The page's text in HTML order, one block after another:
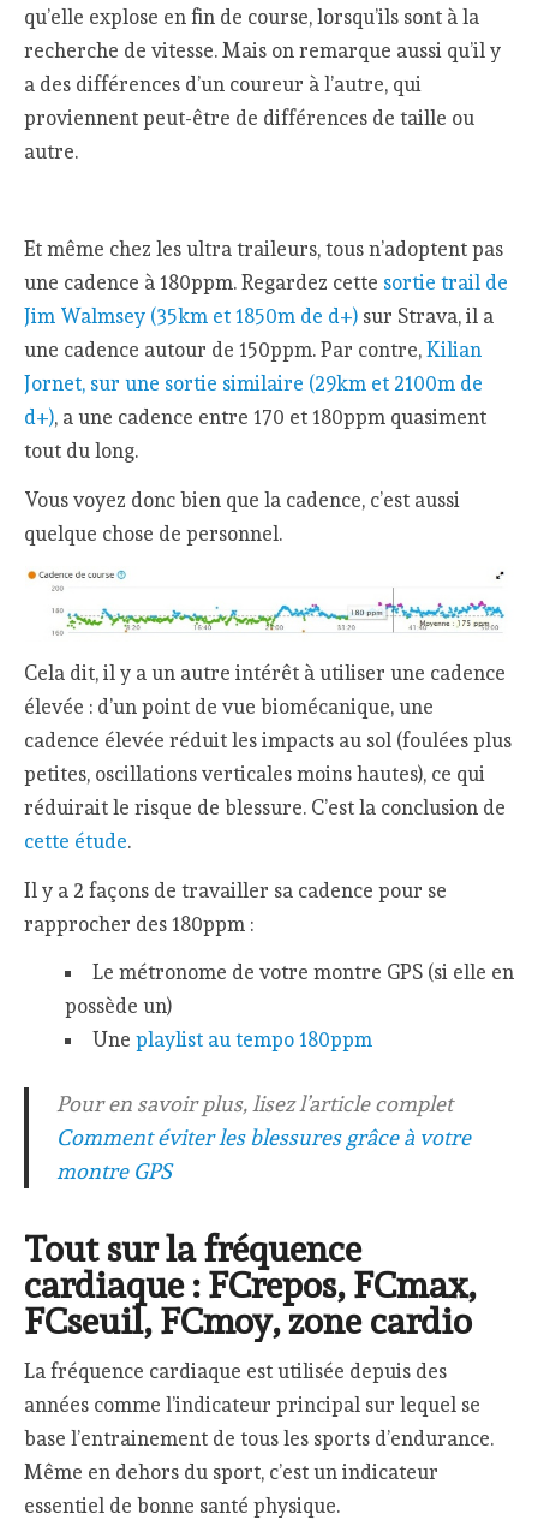
qu’elle explose en fin de course, lorsqu’ils sont à la
recherche de vitesse. Mais on remarque aussi qu’il y
a des différences d’un coureur à l’autre, qui
proviennent peut-être de différences de taille ou
autre.
Et même chez les ultra traileurs, tous n’adoptent pas
une cadence à 180ppm. Regardez cette sortie trail de
Jim Walmsey (35km et 1850m de d+) sur Strava, il a
une cadence autour de 150ppm. Par contre,Kilian
Jornet, sur une sortie similaire (29km et 2100m de
d+), a une cadence entre 170 et 180ppm quasiment
tout du long.
Vous voyez donc bien que la cadence, c’est aussi
quelque chose de personnel.
Cela dit, il y a un autre intérêt à utiliser une cadence
élevée : d’un point de vue biomécanique, une
cadence élevée réduit les impacts au sol (foulées plus
petites, oscillations verticales moins hautes), ce qui
réduirait le risque de blessure. C’est la conclusion de
cette étude.
Il y a 2 façons de travailler sa cadence pour se
rapprocher des 180ppm :
Le métronome de votre montre GPS (si elle en
possède un)
Une playlist au tempo 180ppm
Pour en savoir plus, lisez l’article complet
Comment éviter les blessures grâce à votre
montre GPS
Tout sur la fréquence
cardiaque : FCrepos, FCmax,
FCseuil, FCmoy, zone cardio
La fréquence cardiaque est utilisée depuis des
années comme l’indicateur principal sur lequel se
base l’entrainement de tous les sports d’endurance.
Même en dehors du sport, c’est un indicateur
essentiel de bonne santé physique.